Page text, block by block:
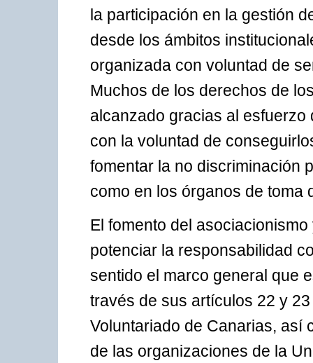
la participación en la gestión
desde los ámbitos
organizada con voluntad de
Muchos de los derechos de
alcanzado gracias al
con la voluntad de
fomentar la no discriminación
como en los órganos de toma
El fomento del
potenciar la responsabilidad
sentido el marco general que
través de sus artículos 22 y
Voluntariado de Canarias, así
de las organizaciones de la